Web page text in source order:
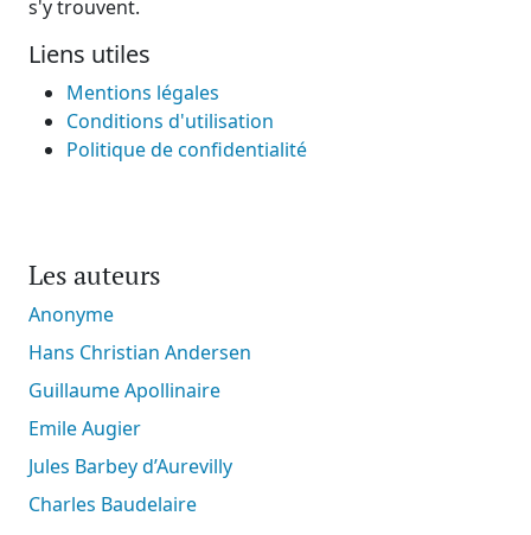
s'y trouvent.
Liens utiles
Mentions légales
Conditions d'utilisation
Politique de confidentialité
Les auteurs
Anonyme
Hans Christian Andersen
Guillaume Apollinaire
Emile Augier
Jules Barbey d’Aurevilly
Charles Baudelaire